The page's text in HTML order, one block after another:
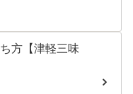
方【津軽三味